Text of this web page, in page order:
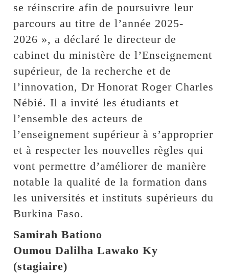
se réinscrire afin de poursuivre leur
parcours au titre de l’année 2025-
2026 », a déclaré le directeur de
cabinet du ministère de l’Enseignement
supérieur, de la recherche et de
l’innovation, Dr Honorat Roger Charles
Nébié. Il a invité les étudiants et
l’ensemble des acteurs de
l’enseignement supérieur à s’approprier
et à respecter les nouvelles règles qui
vont permettre d’améliorer de manière
notable la qualité de la formation dans
les universités et instituts supérieurs du
Burkina Faso.
Samirah Bationo
Oumou Dalilha Lawako Ky
(stagiaire)